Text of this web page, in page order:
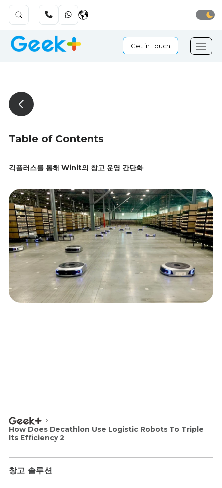
Get in Touch
Table of Contents
긱플러스를 통해 Winit의 창고 운영 간단화
How Does Decathlon Use Logistic Robots To Triple
Its Efficiency 2
창고 솔루션